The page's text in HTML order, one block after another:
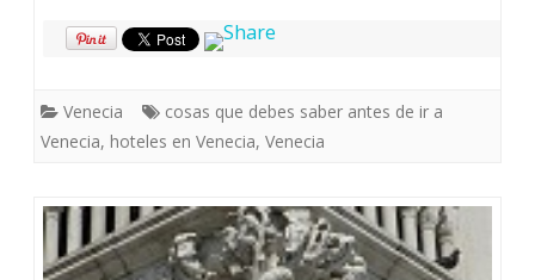
Venecia
cosas que debes saber antes de ir a
Venecia, hoteles en Venecia, Venecia